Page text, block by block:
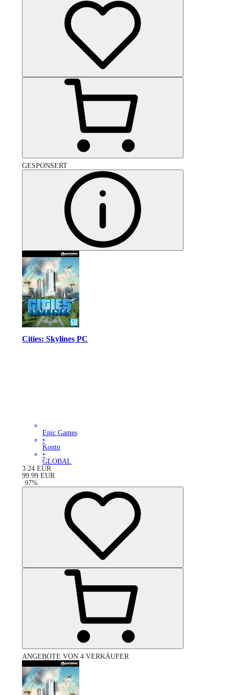
GESPONSERT
Cities: Skylines PC
Epic Games
•
Konto
•
GLOBAL
3.24 EUR
99.99 EUR
-97%
ANGEBOTE VON 4 VERKÄUFER